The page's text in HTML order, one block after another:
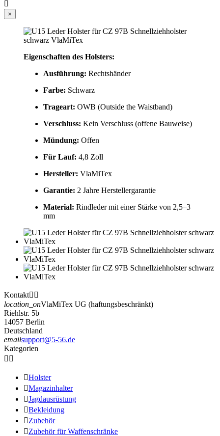

×
Eigenschaften des Holsters:
Ausführung: Rechtshänder
Farbe: Schwarz
Trageart: OWB (Outside the Waistband)
Verschluss: Kein Verschluss (offene Bauweise)
Mündung: Offen
Für Lauf: 4,8 Zoll
Hersteller: VlaMiTex
Garantie: 2 Jahre Herstellergarantie
Material: Rindleder mit einer Stärke von 2,5–3
mm
Kontakt 
location_onVlaMiTex UG (haftungsbeschränkt)
Riehlstr. 5b
14057 Berlin
Deutschland
emailsupport@5-56.de
Kategorien
 
Holster
Magazinhalter
Jagdausrüstung
Bekleidung
Zubehör
Zubehör für Waffenschränke